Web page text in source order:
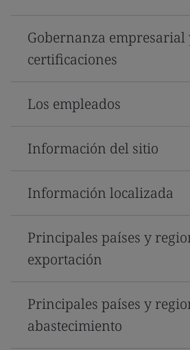
Gobernanza empresarial
certificaciones
Los empleados
Información del sitio
Información localizada
Principales países y
exportación
Principales países y
abastecimiento